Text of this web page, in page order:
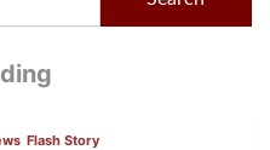
Flash Story